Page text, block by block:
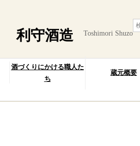
利守酒造 Toshimori Shuzo
酒づくりにかける職人た
ち
蔵元概要